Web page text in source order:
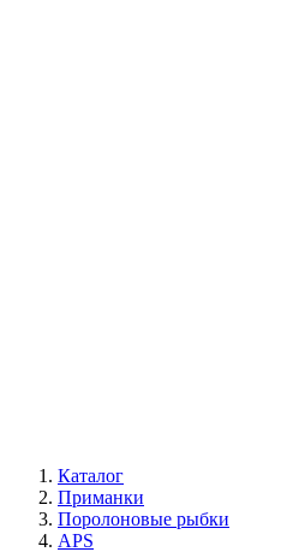
Каталог
Приманки
Поролоновые рыбки
APS